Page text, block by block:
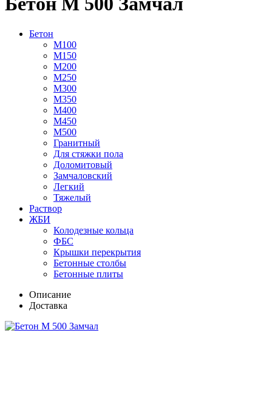
Бетон
М100
М150
М200
М250
М300
М350
М400
М450
М500
Гранитный
Для стяжки пола
Доломитовый
Замчаловский
Легкий
Тяжелый
Раствор
ЖБИ
Колодезные кольца
ФБС
Крышки перекрытия
Бетонные столбы
Бетонные плиты
Описание
Доставка